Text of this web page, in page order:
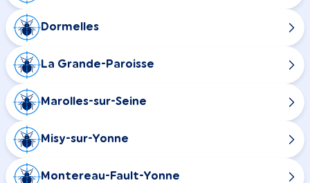
Dormelles
La Grande-Paroisse
Marolles-sur-Seine
Misy-sur-Yonne
Montereau-Fault-Yonne